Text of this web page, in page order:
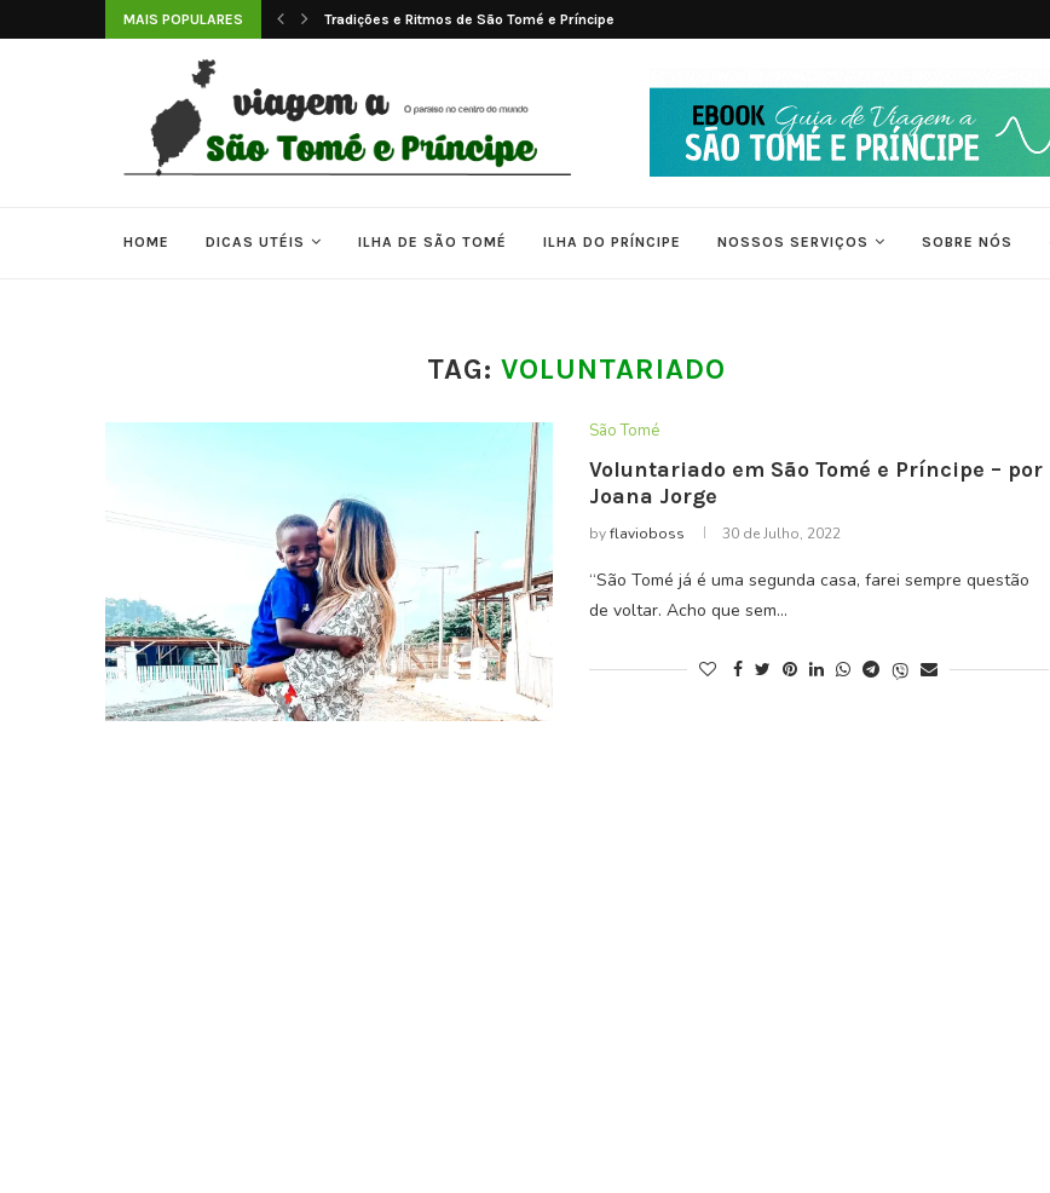
MAIS POPULARES Tradições e Ritmos de São Tomé e Príncipe
HOME DICAS UTÉIS ILHA DE SÃO TOMÉ ILHA DO PRÍNCIPE NOSSOS SERVIÇOS SOBRE NÓS
TAG:VOLUNTARIADO
São Tomé
Voluntariado em São Tomé e Príncipe – por
Joana Jorge
byflavioboss 30 de Julho, 2022
“São Tomé já é uma segunda casa, farei sempre questão
de voltar. Acho que sem…